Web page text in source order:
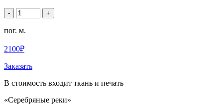
- +
пог. м.
2100₽
Заказать
В стоимость входит ткань и печать
«Серебряные реки»